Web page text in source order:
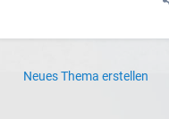
Neues Thema erstellen